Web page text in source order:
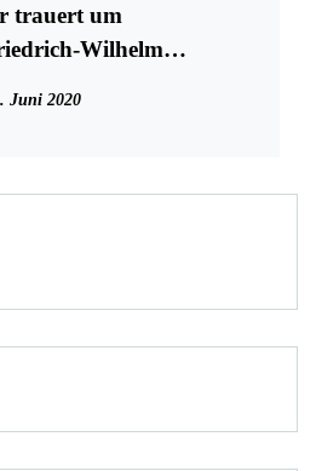
trauert um
Wilhelm
Juni 2020